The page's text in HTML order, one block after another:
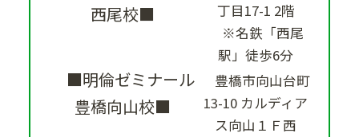
西尾校■
丁目17-1 2階
※名鉄「西尾
駅」徒歩6分
■明倫ゼミナール
豊橋向山校■
豊橋市向山台町
13-10 カルディア
ス向山１Ｆ西